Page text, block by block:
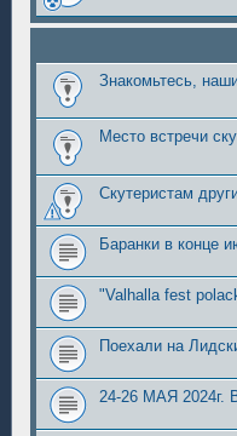
Знакомьтесь,
Место встречи
Скутеристам
Баранки в конце
"Valhalla fest
Поехали на
24-26 МАЯ